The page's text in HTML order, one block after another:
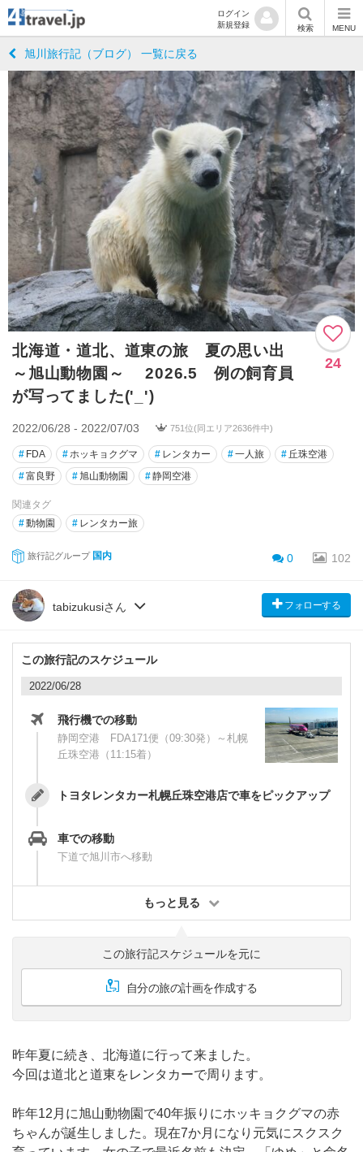
ログイン
新規登録
検索 MENU
旭川旅行記（ブログ） 一覧に戻る
北海道・道北、道東の旅 夏の思い出
～旭山動物園～ 2026.5 例の飼育員
が写ってました('_')
24
2022/06/28 - 2022/07/03 751位(同エリア2636件中)
# FDA #ホッキョクグマ # レンタカー #一人旅 # 丘珠空港
#富良野 #旭山動物園 #静岡空港
関連タグ
#動物園 # レンタカー旅
旅行記グループ 国内 0 102
tabizukusiさん フォローする
この旅行記のスケジュール
2022/06/28
飛行機での移動
静岡空港 FDA171便（09:30発）～札幌
丘珠空港（11:15着）
トヨタレンタカー札幌丘珠空港店で車をピックアップ
車での移動
下道で旭川市へ移動
もっと見る
この旅行記スケジュールを元に
自分の旅の計画を作成する
昨年夏に続き、北海道に行って来ました。
今回は道北と道東をレンタカーで周ります。
昨年12月に旭山動物園で40年振りにホッキョクグマの赤
ちゃんが誕生しました。現在7か月になり元気にスクスク